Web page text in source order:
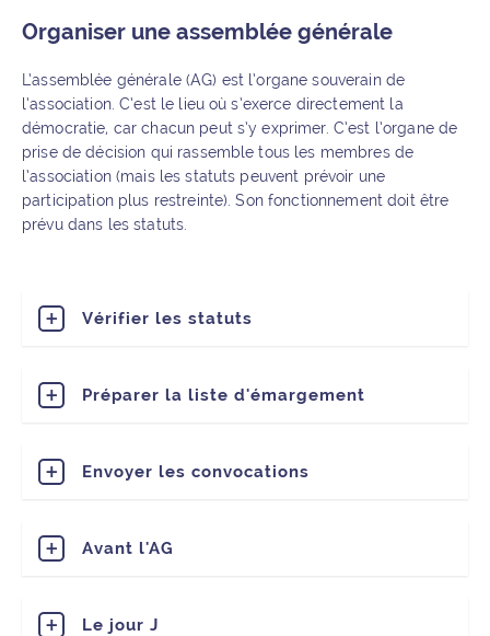
Organiser une assemblée générale
L’assemblée générale (AG) est l’organe souverain de
l’association. C’est le lieu où s’exerce directement la
démocratie, car chacun peut s’y exprimer. C’est l’organe de
prise de décision qui rassemble tous les membres de
l’association (mais les statuts peuvent prévoir une
participation plus restreinte). Son fonctionnement doit être
prévu dans les statuts.
Vérifier les statuts
Préparer la liste d'émargement
Envoyer les convocations
Avant l'AG
Le jour J